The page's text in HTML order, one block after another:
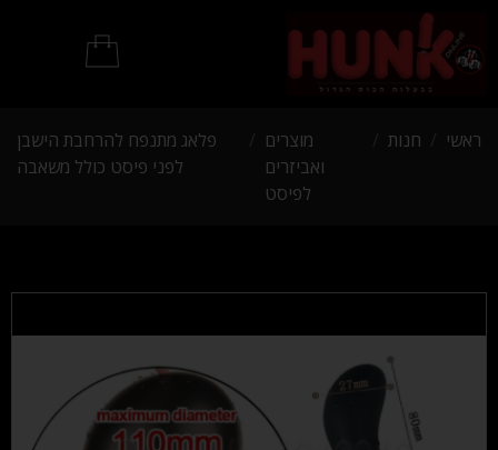
ראשי חנות
מוצרים
ואביזרים
לפיסט
פלאג מתנפח להרחבת הישבן
לפני פיסט כולל משאבה